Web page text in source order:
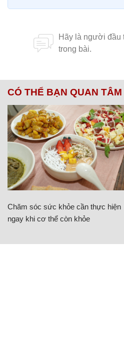
CÓ THỂ BẠN QUAN TÂM
Chăm sóc sức khỏe cần thực hiện
ngay khi cơ thể còn khỏe